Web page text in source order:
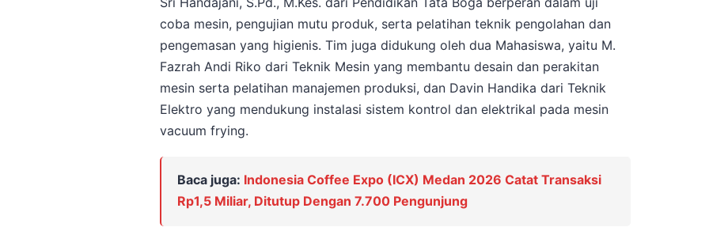
coba mesin, pengujian mutu produk, serta pelatihan teknik pengolahan dan
pengemasan yang higienis. Tim juga didukung oleh dua Mahasiswa, yaitu M.
Fazrah Andi Riko dari Teknik Mesin yang membantu desain dan perakitan
mesin serta pelatihan manajemen produksi, dan Davin Handika dari Teknik
Elektro yang mendukung instalasi sistem kontrol dan elektrikal pada mesin
vacuum frying.
Baca juga: Indonesia Coffee Expo (ICX) Medan 2026 Catat Transaksi
Rp1,5 Miliar, Ditutup Dengan 7.700 Pengunjung